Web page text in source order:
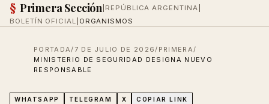
§ Primera Sección REPÚBLICA ARGENTINA
BOLETÍN OFICIAL ORGANISMOS
PORTADA/ 7 DE JULIO DE 2026/ PRIMERA/
MINISTERIO DE SEGURIDAD DESIGNA NUEVO
RESPONSABLE
WHATSAPP TELEGRAM X
COPIAR LINK